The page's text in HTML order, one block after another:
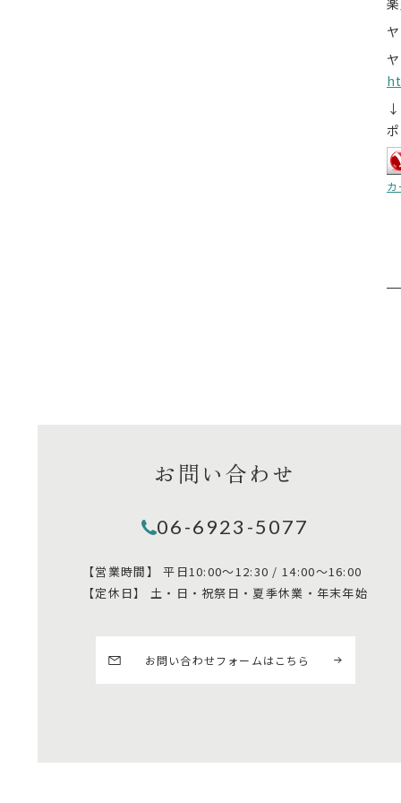
お問い合わせ
06-6923-5077
【営業時間】平日10:00～12:30 / 14:00～16:00
【定休日】
土・日・祝祭日・夏季休業・年末年始
お問い合わせフォームはこちら